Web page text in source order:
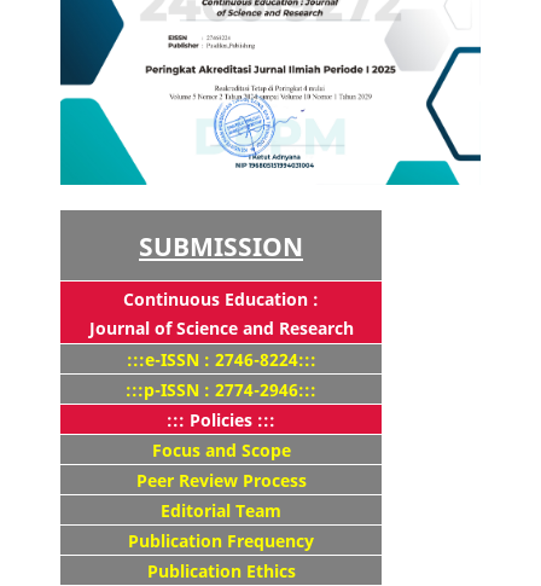
SUBMISSION
Continuous Education :
Journal of Science and Research
:::e-ISSN : 2746-8224:::
:::p-ISSN : 2774-2946:::
::: Policies :::
Focus and Scope
Peer Review Process
Editorial Team
Publication Frequency
Publication Ethics